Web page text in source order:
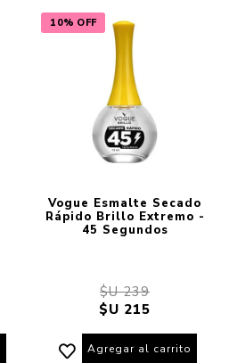
10% OFF
Vogue Esmalte Secado
Rápido Brillo Extremo -
45 Segundos
$U 239
$U 215
Agregar al carrito